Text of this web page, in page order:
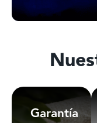
Garantía